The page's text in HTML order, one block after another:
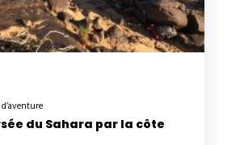
du Sahara par la côte